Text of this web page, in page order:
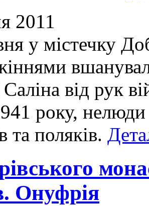
2011
у містечку
від рук
року,
та поляків.
Онуфрія